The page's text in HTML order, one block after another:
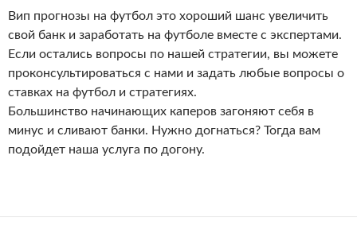
Вип прогнозы на футбол это хороший шанс увеличить
свой банк и заработать на футболе вместе с экспертами.
Если остались вопросы по нашей стратегии, вы можете
проконсультироваться с нами и задать любые вопросы о
ставках на футбол и стратегиях.
Большинство начинающих каперов загоняют себя в
минус и сливают банки. Нужно догнаться? Тогда вам
подойдет наша услуга по догону.